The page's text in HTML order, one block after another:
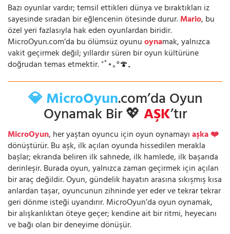
Bazı oyunlar vardır; temsil ettikleri dünya ve bıraktıkları iz
sayesinde sıradan bir eğlencenin ötesinde durur.Mario, bu
özel yeri fazlasıyla hak eden oyunlardan biridir.
MicroOyun.com’da bu ölümsüz oyunuoynamak, yalnızca
vakit geçirmek değil; yıllardır süren bir oyun kültürüne
doğrudan temas etmektir. ⁺˚⋆｡°🍄₊
💎 MicroOyun.com’da Oyun
Oynamak Bir 💖AŞK’tır
MicroOyun, her yaştan oyuncu için oyun oynamayıaşka ❤️
dönüştürür. Bu aşk, ilk açılan oyunda hissedilen merakla
başlar; ekranda beliren ilk sahnede, ilk hamlede, ilk başarıda
derinleşir. Burada oyun, yalnızca zaman geçirmek için açılan
bir araç değildir. Oyun, gündelik hayatın arasına sıkışmış kısa
anlardan taşar, oyuncunun zihninde yer eder ve tekrar tekrar
geri dönme isteği uyandırır. MicroOyun’da oyun oynamak,
bir alışkanlıktan öteye geçer; kendine ait bir ritmi, heyecanı
ve bağı olan bir deneyime dönüşür.